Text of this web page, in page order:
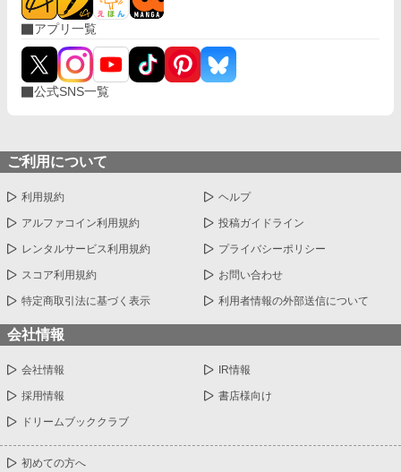
アプリ一覧
公式SNS一覧
ご利用について
利用規約 ヘルプ
アルファコイン利用規約 投稿ガイドライン
レンタルサービス利用規約 プライバシーポリシー
スコア利用規約 お問い合わせ
特定商取引法に基づく表示 利用者情報の外部送信について
会社情報
会社情報 IR情報
採用情報 書店様向け
ドリームブッククラブ
初めての方へ